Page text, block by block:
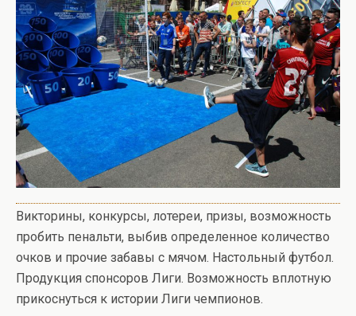
Викторины, конкурсы, лотереи, призы, возможность
пробить пенальти, выбив определенное количество
очков и прочие забавы с мячом. Настольный футбол.
Продукция спонсоров Лиги. Возможность вплотную
прикоснуться к истории Лиги чемпионов.